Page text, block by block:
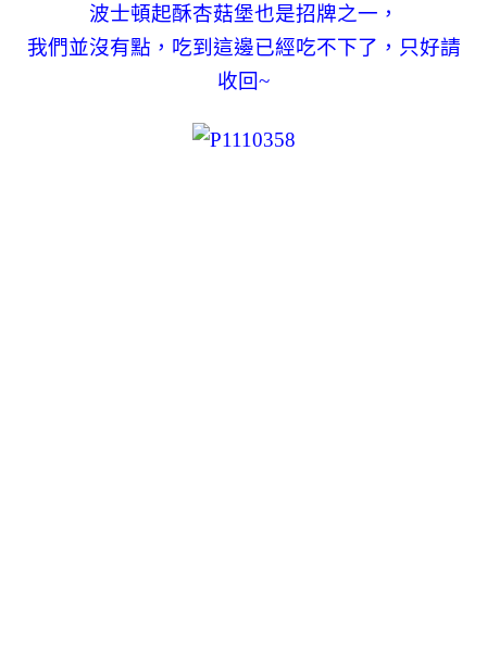
波士頓起酥杏菇堡也是招牌之一，
我們並沒有點，吃到這邊已經吃不下了，只好請
收回~